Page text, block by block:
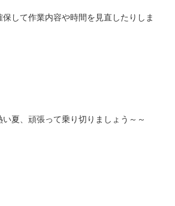
して作業内容や時間を見直したりしま
い夏、頑張って乗り切りましょう～～